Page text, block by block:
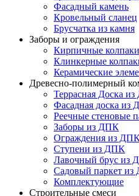
Фасадный камень
Кровельный сланец
Брусчатка из камня
Заборы и ограждения
Кирпичные
Клинкерные
Керамические
Древесно-полимерный
Террасная Доска
Фасадная доска из
Реечные стеновые
Заборы из ДПК
Ограждения из
Ступени из ДПК
Лавочный брус из
Садовый паркет
Комплектующие
Строительные смеси